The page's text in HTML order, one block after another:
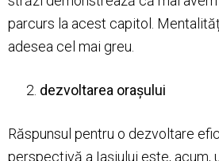
parcurs la acest capitol.
adesea cel mai greu.
dezvoltarea orașului
Răspunsul pentru o dezvoltare
perspectivă a Iașiului este, acum,